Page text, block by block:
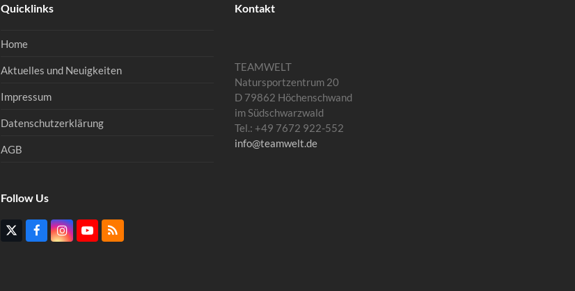
Quicklinks
Home
Aktuelles und Neuigkeiten
Impressum
Datenschutzerklärung
AGB
Follow Us
TwitterFacebookInstagram
YouTube
RSS
Kontakt
TEAMWELT
Natursportzentrum 20
D 79862 Höchenschwand
im Südschwarzwald
Tel.: +49 7672 922-552
info@teamwelt.de